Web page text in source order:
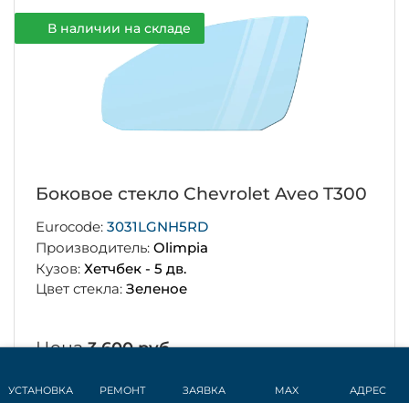
В наличии на складе
Боковое стекло Chevrolet Aveo T300
Eurocode: 3031LGNH5RD
Производитель: Olimpia
Кузов: Хетчбек - 5 дв.
Цвет стекла: Зеленое
Цена3 600 руб.
Установкаот 5 000 руб.
УСТАНОВКА РЕМОНТ ЗАЯВКА MAX АДРЕС